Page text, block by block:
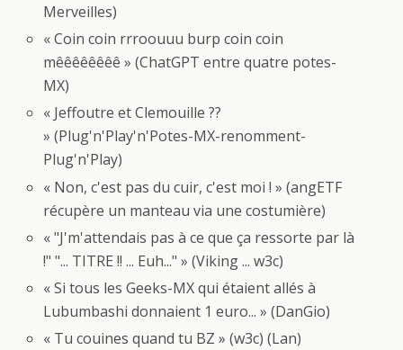
Merveilles)
« Coin coin rrroouuu burp coin coin
mêêêêêêêê » (ChatGPT entre quatre potes-
MX)
« Jeffoutre et Clemouille ??
» (Plug'n'Play'n'Potes-MX-renomment-
Plug'n'Play)
« Non, c'est pas du cuir, c'est moi ! » (angETF
récupère un manteau via une costumière)
« "J'm'attendais pas à ce que ça ressorte par là
!" "... TITRE !! ... Euh..." » (Viking ... w3c)
« Si tous les Geeks-MX qui étaient allés à
Lubumbashi donnaient 1 euro... » (DanGio)
« Tu couines quand tu BZ » (w3c) (Lan)